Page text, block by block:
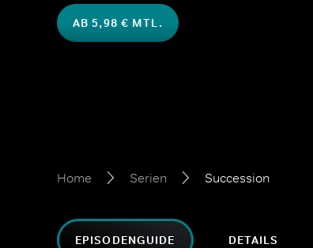
AB 5,98 € MTL.
Home Serien Succession
EPISODENGUIDE DETAILS